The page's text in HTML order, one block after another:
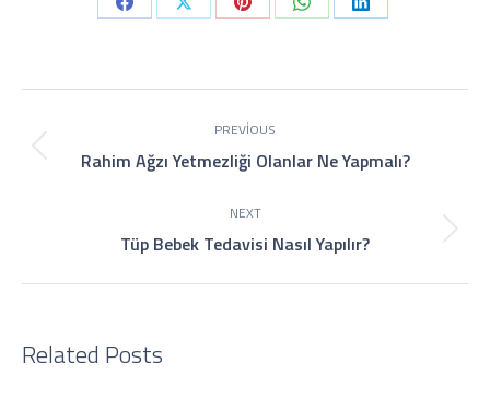
Share
Facebook
Share
X
Share
Pinterest
Share
WhatsApp
Share
LinkedIn
navigation
PREVIOUS
Previous
Rahim Ağzı Yetmezliği Olanlar Ne Yapmalı?
NEXT
Next
Tüp Bebek Tedavisi Nasıl Yapılır?
Related Posts